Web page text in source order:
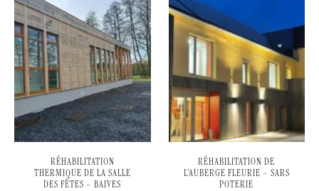
RÉHABILITATION
THERMIQUE DE LA SALLE
DES FÊTES – BAIVES
RÉHABILITATION DE
L’AUBERGE FLEURIE – SARS
POTERIE